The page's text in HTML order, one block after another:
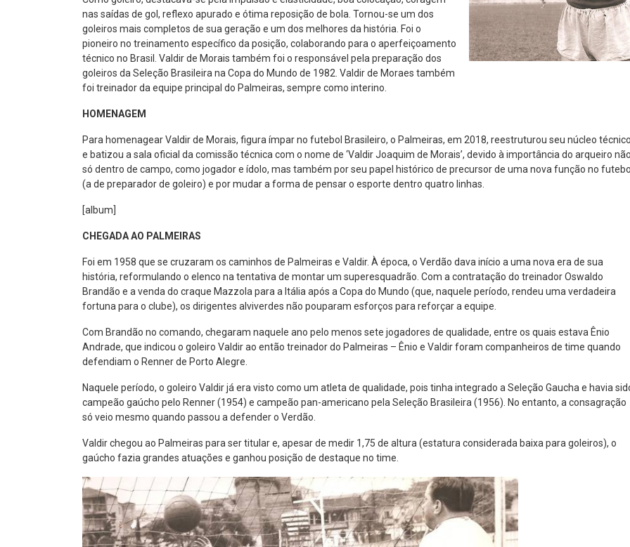
nas saídas de gol, reflexo apurado e ótima reposição de bola. Tornou-se um dos
goleiros mais completos de sua geração e um dos melhores da história. Foi o
pioneiro no treinamento específico da posição, colaborando para o aperfeiçoamento
técnico no Brasil. Valdir de Morais também foi o responsável pela preparação dos
goleiros da Seleção Brasileira na Copa do Mundo de 1982. Valdir de Moraes também
foi treinador da equipe principal do Palmeiras, sempre como interino.
HOMENAGEM
Para homenagear Valdir de Morais, figura ímpar no futebol Brasileiro, o Palmeiras, em 2018, reestruturou seu núcleo
e batizou a sala oficial da comissão técnica com o nome de ‘Valdir Joaquim de Morais’, devido à importância do arqueiro
só dentro de campo, como jogador e ídolo, mas também por seu papel histórico de precursor de uma nova função no
(a de preparador de goleiro) e por mudar a forma de pensar o esporte dentro quatro linhas.
[album]
CHEGADA AO PALMEIRAS
Foi em 1958 que se cruzaram os caminhos de Palmeiras e Valdir. À época, o Verdão dava início a uma nova era de sua
história, reformulando o elenco na tentativa de montar um superesquadrão. Com a contratação do treinador Oswaldo
Brandão e a venda do craque Mazzola para a Itália após a Copa do Mundo (que, naquele período, rendeu uma verdadeira
fortuna para o clube), os dirigentes alviverdes não pouparam esforços para reforçar a equipe.
Com Brandão no comando, chegaram naquele ano pelo menos sete jogadores de qualidade, entre os quais estava Ênio
Andrade, que indicou o goleiro Valdir ao então treinador do Palmeiras – Ênio e Valdir foram companheiros de time quando
defendiam o Renner de Porto Alegre.
Naquele período, o goleiro Valdir já era visto como um atleta de qualidade, pois tinha integrado a Seleção Gaucha e havia
campeão gaúcho pelo Renner (1954) e campeão pan-americano pela Seleção Brasileira (1956). No entanto, a consagração
só veio mesmo quando passou a defender o Verdão.
Valdir chegou ao Palmeiras para ser titular e, apesar de medir 1,75 de altura (estatura considerada baixa para goleiros), o
gaúcho fazia grandes atuações e ganhou posição de destaque no time.